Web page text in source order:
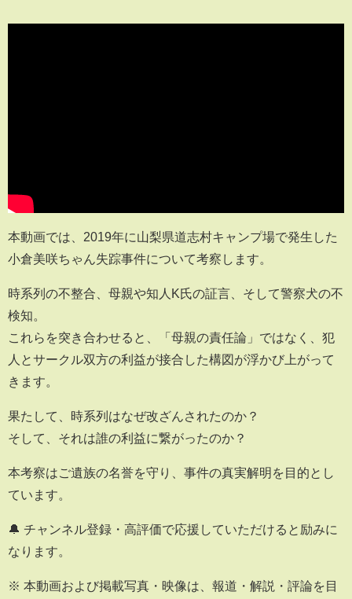
本動画では、2019年に山梨県道志村キャンプ場で発生した
小倉美咲ちゃん失踪事件について考察します。
時系列の不整合、母親や知人K氏の証言、そして警察犬の不
検知。
これらを突き合わせると、「母親の責任論」ではなく、犯
人とサークル双方の利益が接合した構図が浮かび上がって
きます。
果たして、時系列はなぜ改ざんされたのか？
そして、それは誰の利益に繋がったのか？
本考察はご遺族の名誉を守り、事件の真実解明を目的とし
ています。
🔔 チャンネル登録・高評価で応援していただけると励みに
なります。
※ 本動画および掲載写真・映像は、報道・解説・評論を目